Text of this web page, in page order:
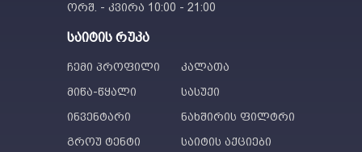
ორშ. - კვირა 10:00 - 21:00
საიტის რუკა
ჩემი პროფილი
კალათა
მიწა-წყალი
სასუქი
ინვენტარი
ნახშირის ფილტრი
გროუ ტენტი
საიტის აქციები